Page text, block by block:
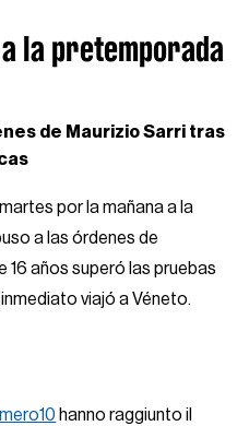
la pretemporada
de Maurizio Sarri tras
por la mañana a la
a las órdenes de
16 años superó las pruebas
viajó a Véneto.
hanno raggiunto il